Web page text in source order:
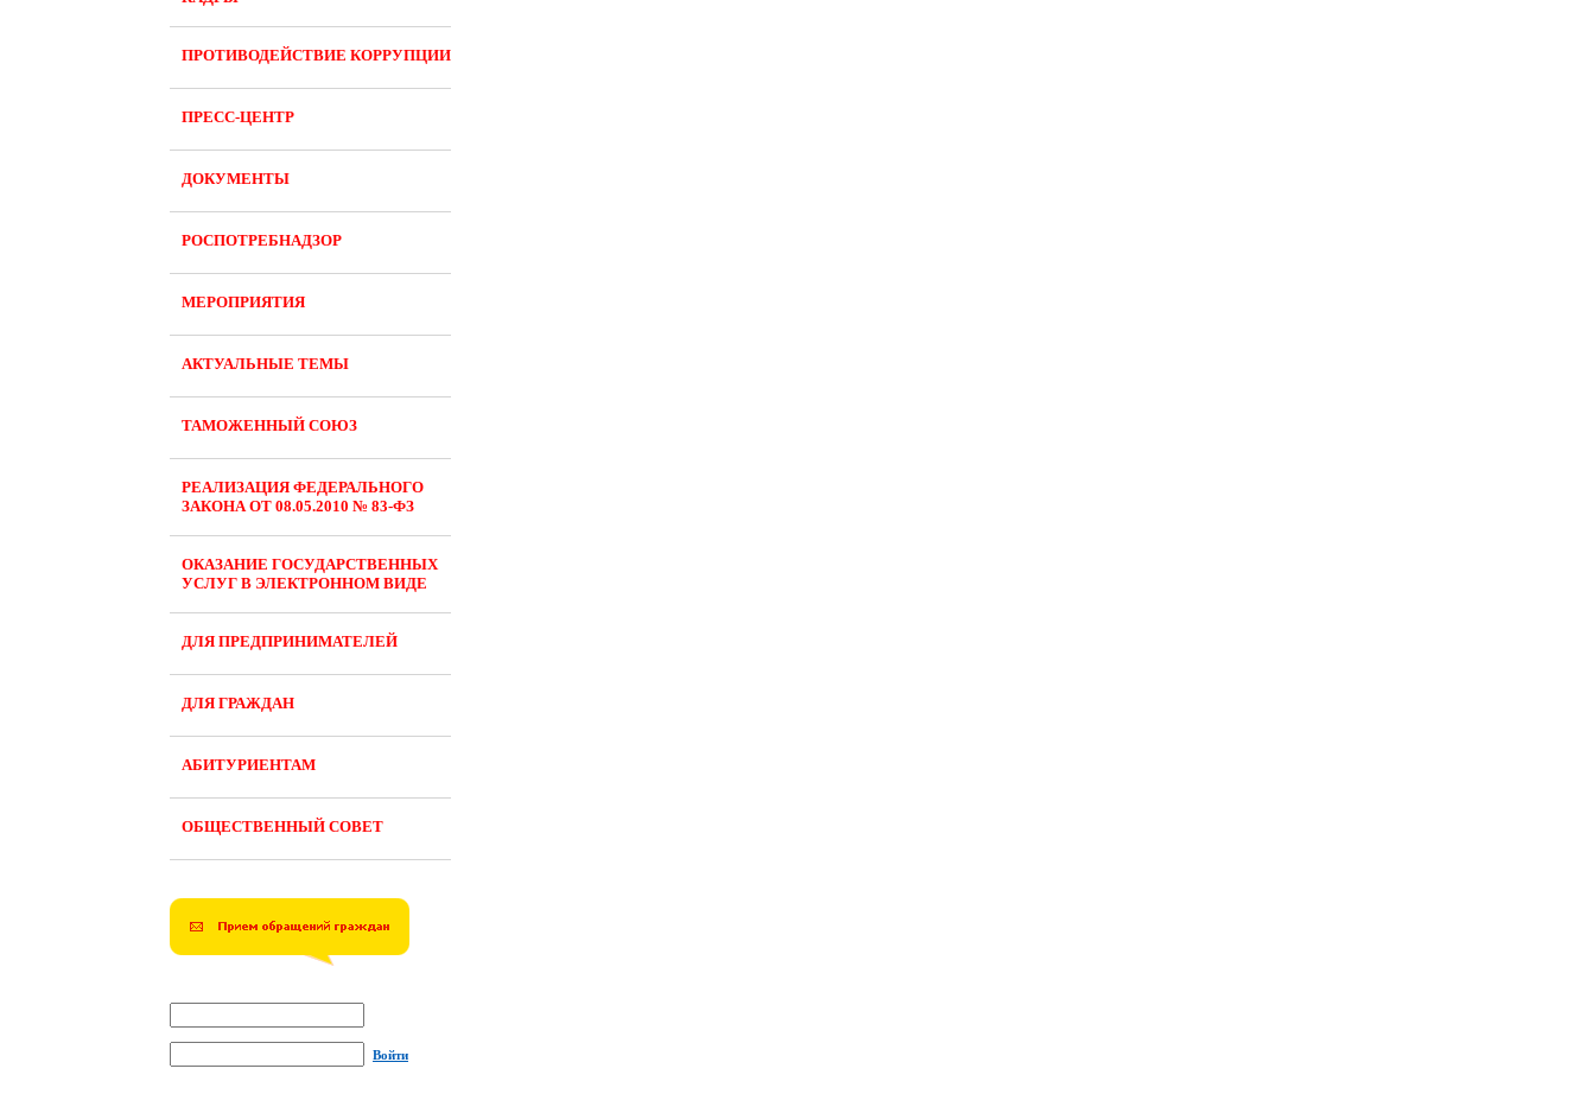
ПРОТИВОДЕЙСТВИЕ КОРРУПЦИИ
ПРЕСС-ЦЕНТР
ДОКУМЕНТЫ
РОСПОТРЕБНАДЗОР
МЕРОПРИЯТИЯ
АКТУАЛЬНЫЕ ТЕМЫ
ТАМОЖЕННЫЙ СОЮЗ
РЕАЛИЗАЦИЯ ФЕДЕРАЛЬНОГО
ЗАКОНА ОТ 08.05.2010 № 83-ФЗ
ОКАЗАНИЕ ГОСУДАРСТВЕННЫХ
УСЛУГ В ЭЛЕКТРОННОМ ВИДЕ
ДЛЯ ПРЕДПРИНИМАТЕЛЕЙ
ДЛЯ ГРАЖДАН
АБИТУРИЕНТАМ
ОБЩЕСТВЕННЫЙ СОВЕТ
Войти